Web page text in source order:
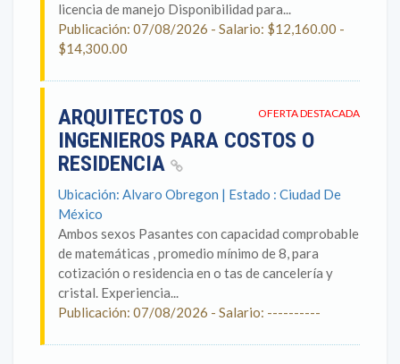
licencia de manejo Disponibilidad para...
Publicación: 07/08/2026 - Salario: $12,160.00 -
$14,300.00
OFERTA DESTACADA
ARQUITECTOS O
INGENIEROS PARA COSTOS O
RESIDENCIA
Ubicación: Alvaro Obregon | Estado : Ciudad De
México
Ambos sexos Pasantes con capacidad comprobable
de matemáticas , promedio mínimo de 8, para
cotización o residencia en o tas de cancelería y
cristal. Experiencia...
Publicación: 07/08/2026 - Salario: ----------